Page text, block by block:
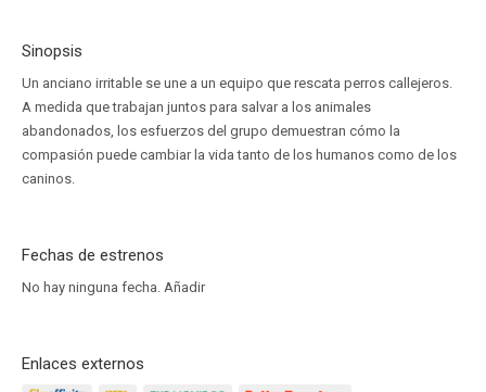
Sinopsis
Un anciano irritable se une a un equipo que rescata perros callejeros.
A medida que trabajan juntos para salvar a los animales
abandonados, los esfuerzos del grupo demuestran cómo la
compasión puede cambiar la vida tanto de los humanos como de los
caninos.
Fechas de estrenos
No hay ninguna fecha. Añadir
Enlaces externos